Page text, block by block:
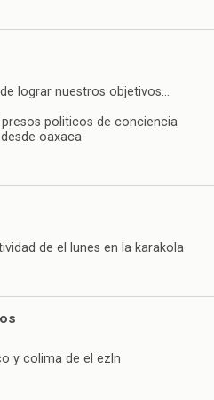
lograr nuestros objetivos…
politicos de conciencia
oaxaca
de el lunes en la karakola
y colima de el ezln